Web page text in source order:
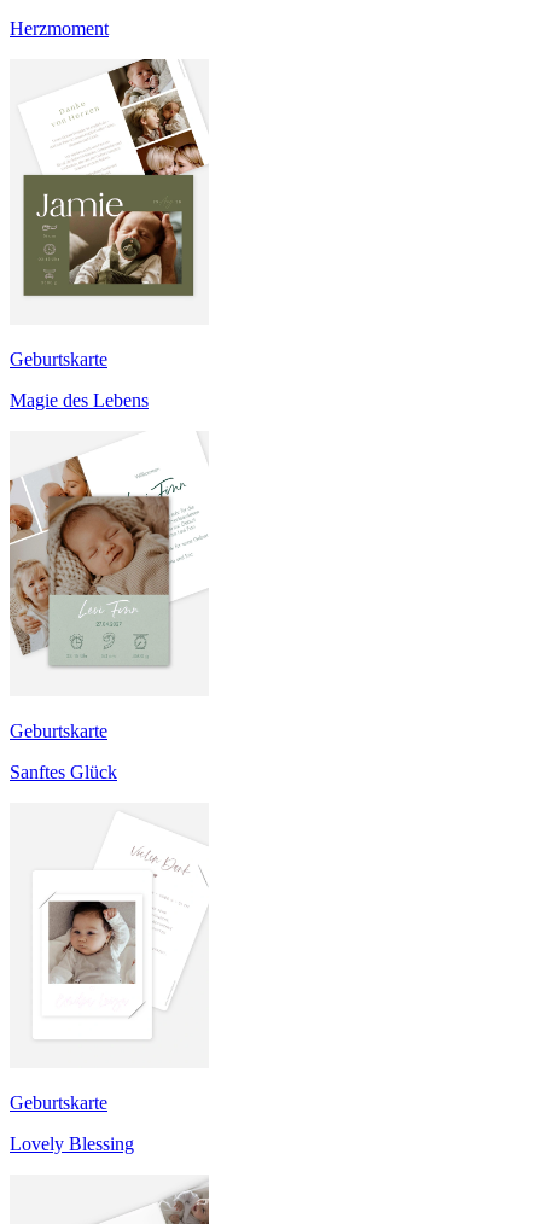
Herzmoment
Geburtskarte
Magie des Lebens
Geburtskarte
Sanftes Glück
Geburtskarte
Lovely Blessing